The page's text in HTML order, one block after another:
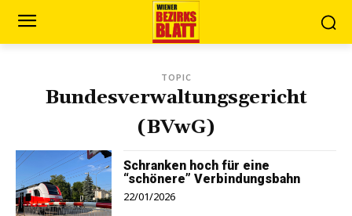
TOPIC
Bundesverwaltungsgericht
(BVwG)
Schranken hoch für eine
“schönere” Verbindungsbahn
22/01/2026